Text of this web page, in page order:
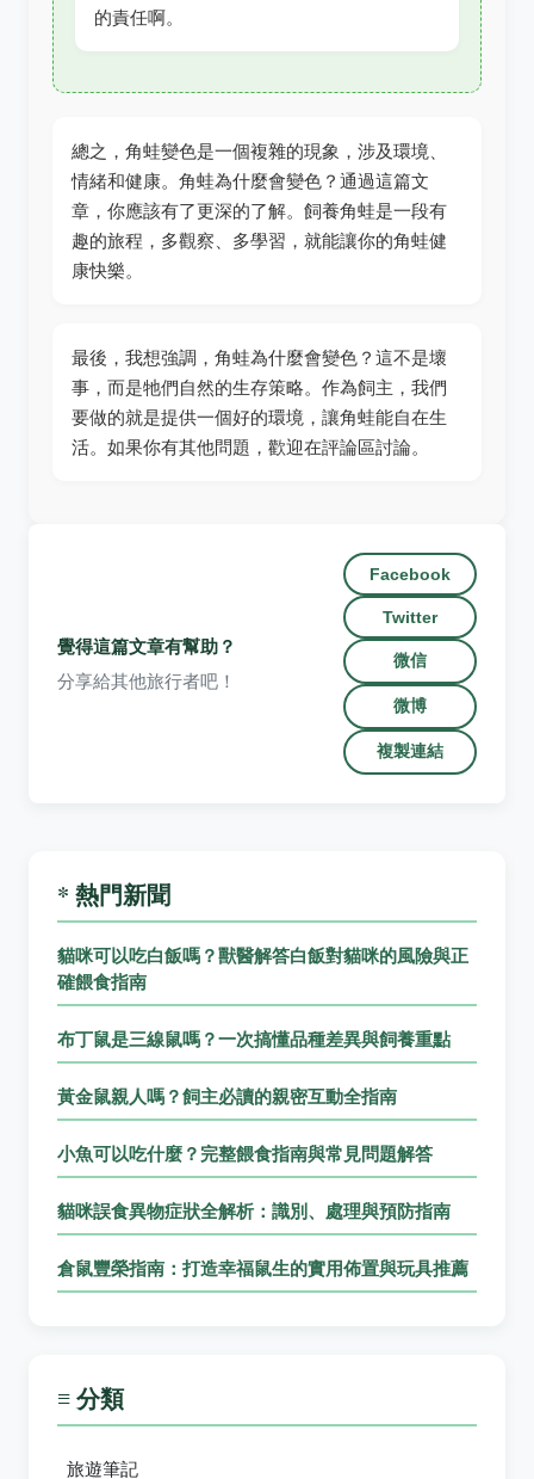
的責任啊。
總之，角蛙變色是一個複雜的現象，涉及環境、
情緒和健康。角蛙為什麼會變色？通過這篇文
章，你應該有了更深的了解。飼養角蛙是一段有
趣的旅程，多觀察、多學習，就能讓你的角蛙健
康快樂。
最後，我想強調，角蛙為什麼會變色？這不是壞
事，而是牠們自然的生存策略。作為飼主，我們
要做的就是提供一個好的環境，讓角蛙能自在生
活。如果你有其他問題，歡迎在評論區討論。
覺得這篇文章有幫助？
分享給其他旅行者吧！
Facebook
Twitter
微信
微博
複製連結
* 熱門新聞
貓咪可以吃白飯嗎？獸醫解答白飯對貓咪的風險與正
確餵食指南
布丁鼠是三線鼠嗎？一次搞懂品種差異與飼養重點
黃金鼠親人嗎？飼主必讀的親密互動全指南
小魚可以吃什麼？完整餵食指南與常見問題解答
貓咪誤食異物症狀全解析：識別、處理與預防指南
倉鼠豐榮指南：打造幸福鼠生的實用佈置與玩具推薦
≡ 分類
旅遊筆記